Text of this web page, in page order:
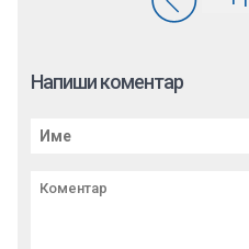
Напиши коментар